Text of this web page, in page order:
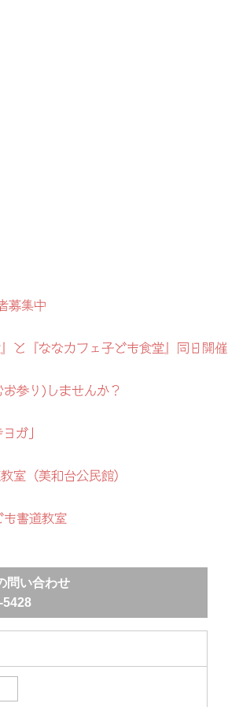
募集中
『ななカフェ子ども食堂』同日開催
参り)しませんか？
ガ」
（美和台公民館）
も書道教室